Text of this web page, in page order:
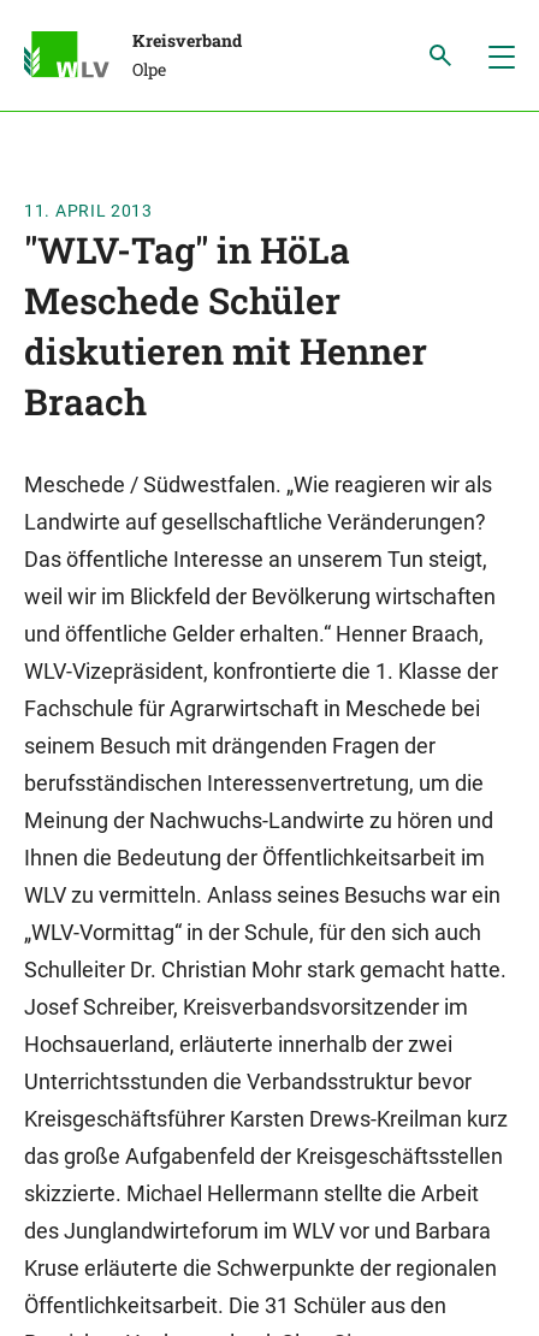
Kreisverband
Olpe
11. APRIL 2013
"WLV-Tag" in HöLa
Meschede Schüler
diskutieren mit Henner
Braach
Meschede / Südwestfalen. „Wie reagieren wir als
Landwirte auf gesellschaftliche Veränderungen?
Das öffentliche Interesse an unserem Tun steigt,
weil wir im Blickfeld der Bevölkerung wirtschaften
und öffentliche Gelder erhalten.“ Henner Braach,
WLV-Vizepräsident, konfrontierte die 1. Klasse der
Fachschule für Agrarwirtschaft in Meschede bei
seinem Besuch mit drängenden Fragen der
berufsständischen Interessenvertretung, um die
Meinung der Nachwuchs-Landwirte zu hören und
Ihnen die Bedeutung der Öffentlichkeitsarbeit im
WLV zu vermitteln. Anlass seines Besuchs war ein
„WLV-Vormittag“ in der Schule, für den sich auch
Schulleiter Dr. Christian Mohr stark gemacht hatte.
Josef Schreiber, Kreisverbandsvorsitzender im
Hochsauerland, erläuterte innerhalb der zwei
Unterrichtsstunden die Verbandsstruktur bevor
Kreisgeschäftsführer Karsten Drews-Kreilman kurz
das große Aufgabenfeld der Kreisgeschäftsstellen
skizzierte. Michael Hellermann stellte die Arbeit
des Junglandwirteforum im WLV vor und Barbara
Kruse erläuterte die Schwerpunkte der regionalen
Öffentlichkeitsarbeit. Die 31 Schüler aus den